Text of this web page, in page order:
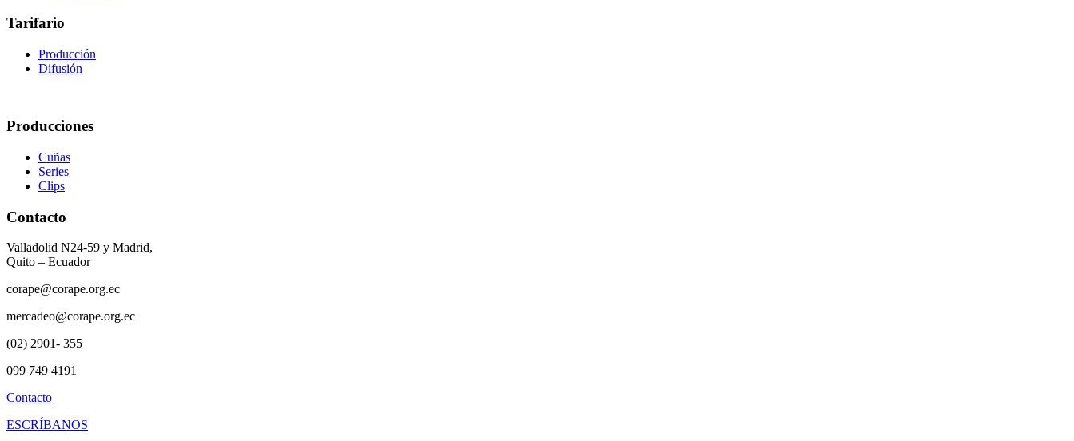
Tarifario
Producción
Difusión
Producciones
Cuñas
Series
Clips
Contacto
Valladolid N24-59 y Madrid,
Quito – Ecuador
corape@corape.org.ec
mercadeo@corape.org.ec
(02) 2901- 355
099 749 4191
Contacto
ESCRÍBANOS